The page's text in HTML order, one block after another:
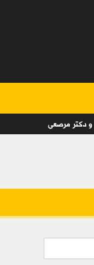
و دکتر مرصعی